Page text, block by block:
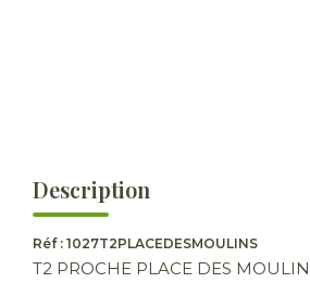
Description
Réf : 1027T2PLACEDESMOULINS
T2 PROCHE PLACE DES